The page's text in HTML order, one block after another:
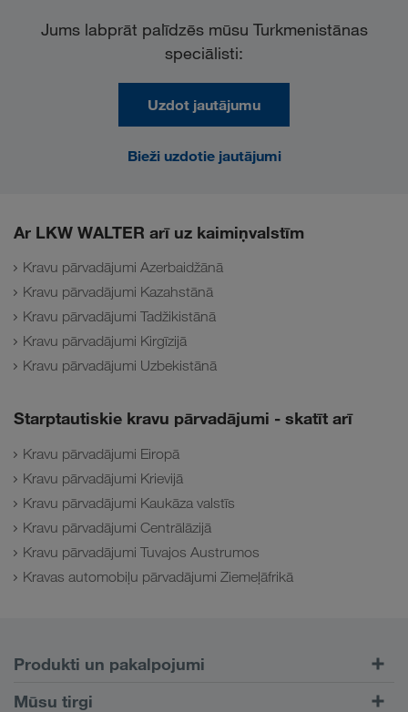
Jums labprāt palīdzēs mūsu Turkmenistānas
speciālisti:
Uzdot jautājumu
Bieži uzdotie jautājumi
Ar LKW WALTER arī uz kaimiņvalstīm
Kravu pārvadājumi Azerbaidžānā
Kravu pārvadājumi Kazahstānā
Kravu pārvadājumi Tadžikistānā
Kravu pārvadājumi Kirgīzijā
Kravu pārvadājumi Uzbekistānā
Starptautiskie kravu pārvadājumi - skatīt arī
Kravu pārvadājumi Eiropā
Kravu pārvadājumi Krievijā
Kravu pārvadājumi Kaukāza valstīs
Kravu pārvadājumi Centrālāzijā
Kravu pārvadājumi Tuvajos Austrumos
Kravas automobiļu pārvadājumi Ziemeļāfrikā
Produkti un pakalpojumi
Pārvadājumi pa autoceļiem
Mūsu tirgi